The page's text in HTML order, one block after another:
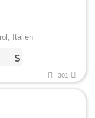
Italien
301